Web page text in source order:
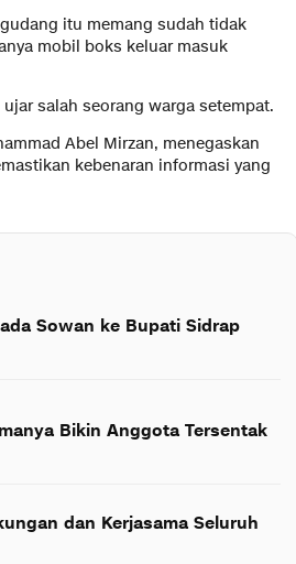
itu memang sudah tidak
mobil boks keluar masuk
salah seorang warga setempat.
Abel Mirzan, menegaskan
kebenaran informasi yang
Sowan ke Bupati Sidrap
Bikin Anggota Tersentak
dan Kerjasama Seluruh